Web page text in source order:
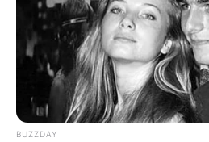
BUZZDAY